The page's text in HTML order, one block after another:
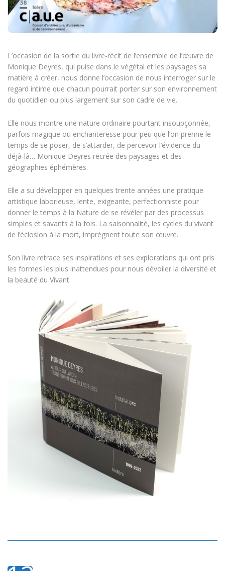
L’occasion de la sortie du livre-récit de l’ensemble de l’œuvre de
Monique Deyres, qui puise dans le végétal et les paysages sa
matière à créer, nous donne l’occasion de nous interroger sur le
regard intime que chacun pourrait porter sur son environnement
du quotidien ou plus largement sur son cadre de vie.
Elle nous montre une nature ordinaire pourtant insoupçonnée,
parfois magique ou enchanteresse pour peu que l’on prenne le
temps de se poser, de s’attarder, de percevoir l’évidence du
déjà-là… Monique Deyres recrée des paysages et des
géographies éphémères.
Elle a su développer en quelques trente années une pratique
artistique laborieuse, lente, exigeante, perfectionniste pour
donner le temps à la Nature de se révéler par des processus
simples et savants à la fois. La saisonnalité, les cycles du vivant
de l’éclosion à la mort, imprègnent toute son œuvre.
Son livre retrace ses inspirations et ses explorations qui ont pris
les formes les plus inattendues pour nous dévoiler la diversité et
la beauté du Vivant.